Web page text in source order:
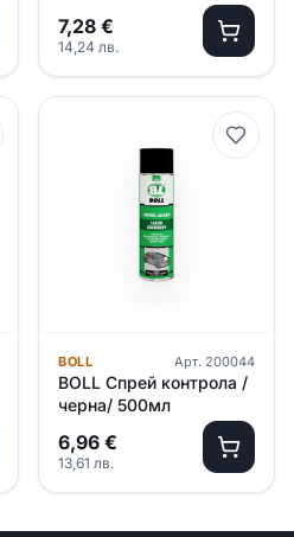
пластмаса /черна/
400мл
7,28 €
14,24 лв.
BOLL Арт. 200044
BOLL Спрей контрола /
черна/ 500мл
6,96 €
13,61 лв.